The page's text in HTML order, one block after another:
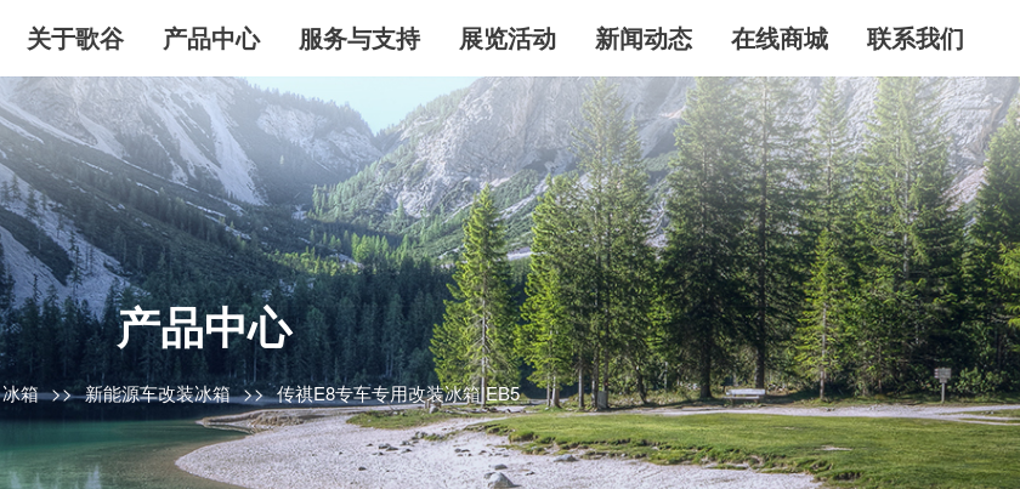
关于歌谷 产品中心 服务与支持 展览活动 新闻动态 在线商城 联系我们
产品中心
冰箱 新能源车改装冰箱 传祺E8专车专用改装冰箱|EB5